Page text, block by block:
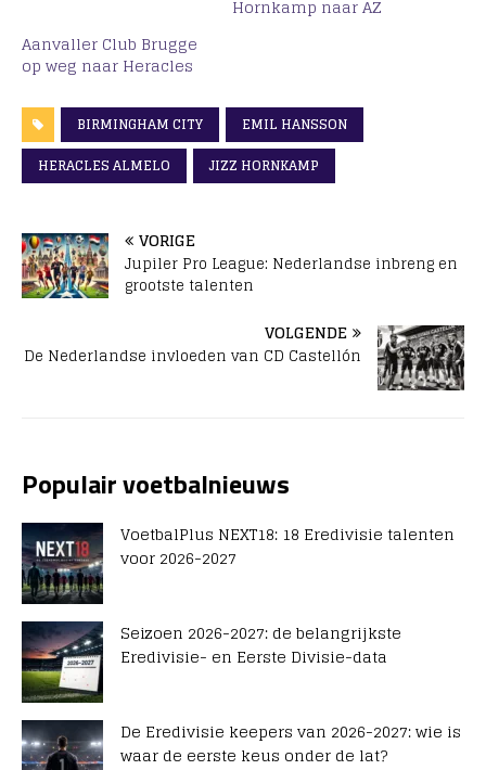
Hornkamp naar AZ
Aanvaller Club Brugge
op weg naar Heracles
BIRMINGHAM CITY
EMIL HANSSON
HERACLES ALMELO
JIZZ HORNKAMP
VORIGE
Jupiler Pro League: Nederlandse inbreng en
grootste talenten
VOLGENDE
De Nederlandse invloeden van CD Castellón
Populair voetbalnieuws
VoetbalPlus NEXT18: 18 Eredivisie talenten
voor 2026-2027
Seizoen 2026-2027: de belangrijkste
Eredivisie- en Eerste Divisie-data
De Eredivisie keepers van 2026-2027: wie is
waar de eerste keus onder de lat?